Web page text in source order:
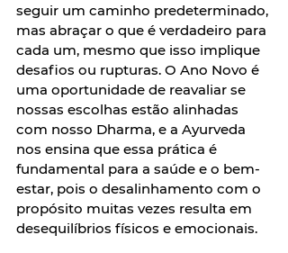
seguir um caminho predeterminado,
mas abraçar o que é verdadeiro para
cada um, mesmo que isso implique
desafios ou rupturas. O Ano Novo é
uma oportunidade de reavaliar se
nossas escolhas estão alinhadas
com nosso Dharma, e a Ayurveda
nos ensina que essa prática é
fundamental para a saúde e o bem-
estar, pois o desalinhamento com o
propósito muitas vezes resulta em
desequilíbrios físicos e emocionais.